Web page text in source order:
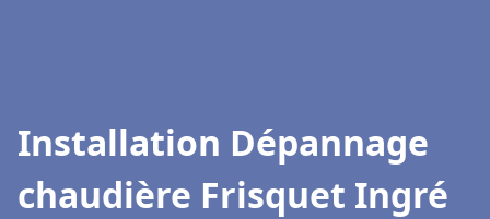
Installation Dépannage
chaudière Frisquet Ingré